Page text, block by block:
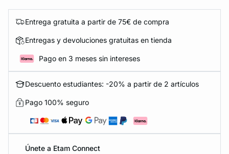
Entrega gratuita a partir de 75€ de compra
Entregas y devoluciones gratuitas en tienda
Pago en 3 meses sin intereses
Descuento estudiantes: -20% a partir de 2 artículos
Pago 100% seguro
Únete a Etam Connect